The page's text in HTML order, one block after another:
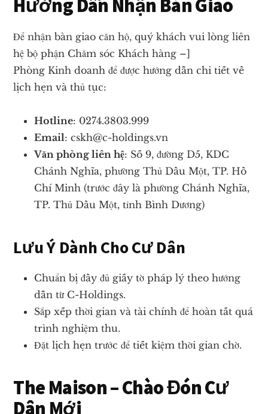
Hướng Dẫn Nhận Bàn Giao
Để nhận bàn giao căn hộ, quý khách vui lòng liên
hệ bộ phận Chăm sóc Khách hàng –]
Phòng Kinh doanh để được hướng dẫn chi tiết về
lịch hẹn và thủ tục:
Hotline: 0274.3803.999
Email: cskh@c-holdings.vn
Văn phòng liên hệ: Số 9, đường D5, KDC
Chánh Nghĩa, phường Thủ Dầu Một, TP. Hồ
Chí Minh (trước đây là phường Chánh Nghĩa,
TP. Thủ Dầu Một, tỉnh Bình Dương)
Lưu Ý Dành Cho Cư Dân
Chuẩn bị đầy đủ giấy tờ pháp lý theo hướng
dẫn từ C-Holdings.
Sắp xếp thời gian và tài chính để hoàn tất quá
trình nghiệm thu.
Đặt lịch hẹn trước để tiết kiệm thời gian chờ.
The Maison – Chào Đón Cư
Dân Mới